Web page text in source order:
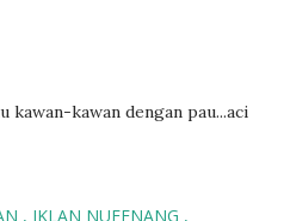
kawan dengan pau...aci
IKLAN NUFFNANG